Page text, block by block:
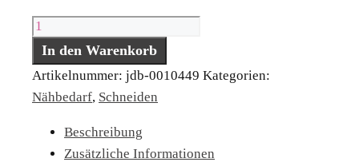
SchwaaBa
Kerb
Menge
In den Warenkorb
Artikelnummer: jdb-0010449 Kategorien:
Nähbedarf, Schneiden
Beschreibung
Zusätzliche Informationen